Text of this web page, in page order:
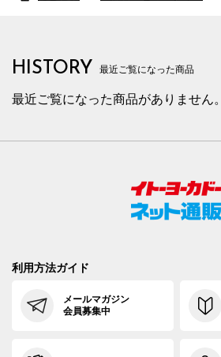
HISTORY 最近ご覧になった商品
最近ご覧になった商品がありません。
利用方法ガイド
メールマガジン
会員募集中